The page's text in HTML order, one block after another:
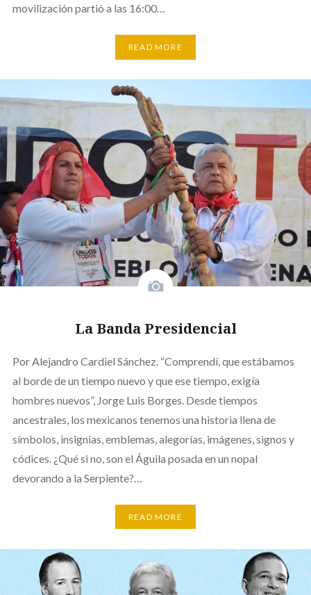
movilización partió a las 16:00…
READ MORE
La Banda Presidencial
Por Alejandro Cardiel Sánchez. “Comprendí, que estábamos
al borde de un tiempo nuevo y que ese tiempo, exigía
hombres nuevos”, Jorge Luis Borges. Desde tiempos
ancestrales, los mexicanos tenemos una historia llena de
símbolos, insignias, emblemas, alegorías, imágenes, signos y
códices. ¿Qué si no, son el Águila posada en un nopal
devorando a la Serpiente?…
READ MORE